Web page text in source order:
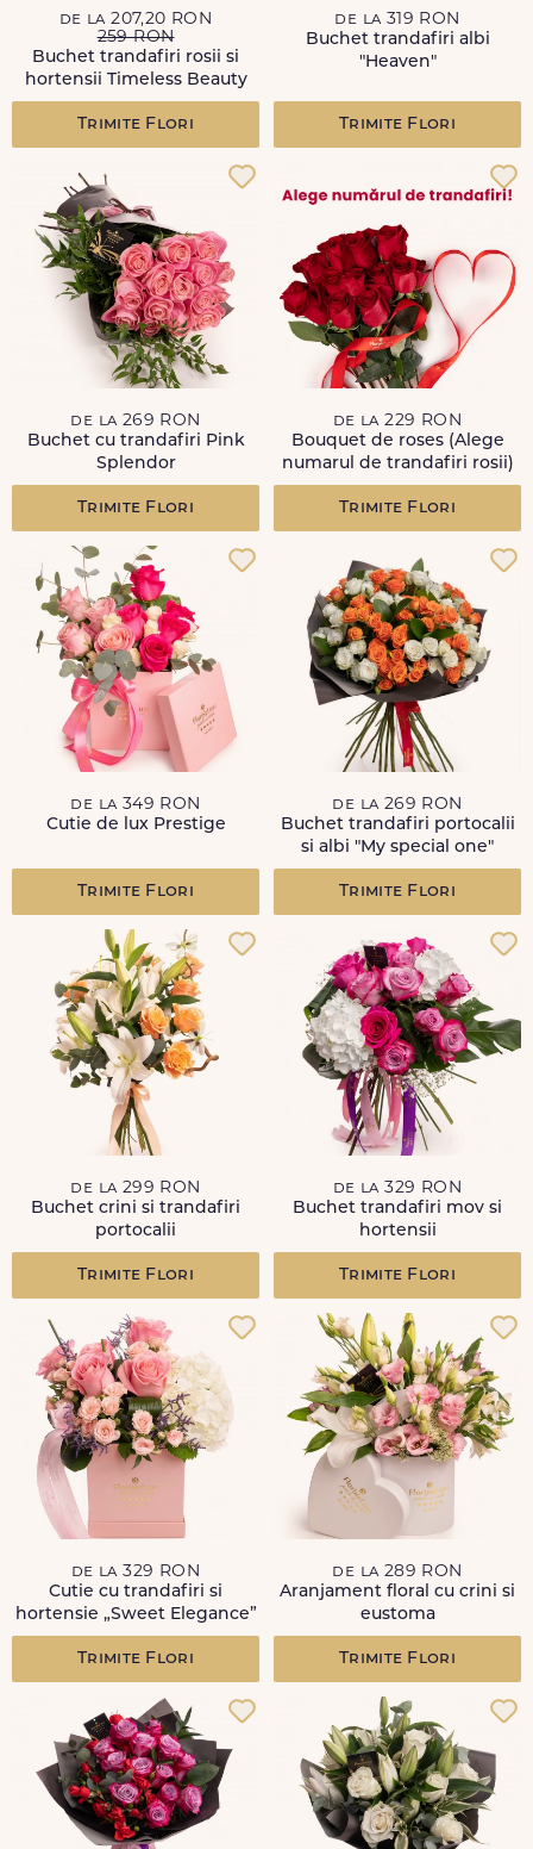
de la 207,20 RON
259 RON
Buchet trandafiri rosii si
hortensii Timeless Beauty
Trimite Flori
de la 319 RON
Buchet trandafiri albi
"Heaven"
Trimite Flori
de la 269 RON
Buchet cu trandafiri Pink
Splendor
Trimite Flori
de la 229 RON
Bouquet de roses (Alege
numarul de trandafiri rosii)
Trimite Flori
de la 349 RON
Cutie de lux Prestige
Trimite Flori
de la 269 RON
Buchet trandafiri portocalii
si albi "My special one"
Trimite Flori
de la 299 RON
Buchet crini si trandafiri
portocalii
Trimite Flori
de la 329 RON
Buchet trandafiri mov si
hortensii
Trimite Flori
de la 329 RON
Cutie cu trandafiri si
hortensie „Sweet Elegance”
Trimite Flori
de la 289 RON
Aranjament floral cu crini si
eustoma
Trimite Flori